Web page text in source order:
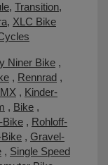
, Transition,
, XLC Bike
Niner Bike ,
, Rennrad ,
, Kinder-
, Bike ,
Bike , Rohloff-
, Gravel-
, Single Speed